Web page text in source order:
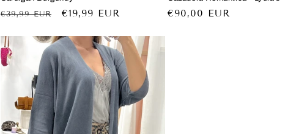
Precio
€39,99 EUR
Precio
oferta
€19,99 EUR
Precio
€90,00 EUR